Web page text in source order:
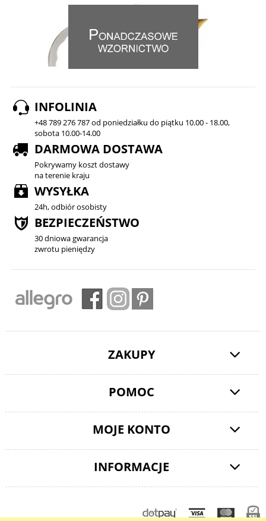
INFOLINIA
+48 789 276 787 od poniedziałku do piątku 10.00 - 18.00,
sobota 10.00-14.00
DARMOWA DOSTAWA
Pokrywamy koszt dostawy
na terenie kraju
WYSYŁKA
24h, odbiór osobisty
BEZPIECZEŃSTWO
30 dniowa gwarancja
zwrotu pieniędzy
ZAKUPY
POMOC
MOJE KONTO
INFORMACJE